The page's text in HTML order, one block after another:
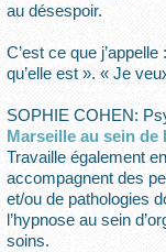
au désespoir.
C’est ce que
qu’elle est ». « Je
SOPHIE COHEN:
Marseille au sein de
Travaille également
accompagnent des
et/ou de pathologies
l’hypnose au sein
soins.